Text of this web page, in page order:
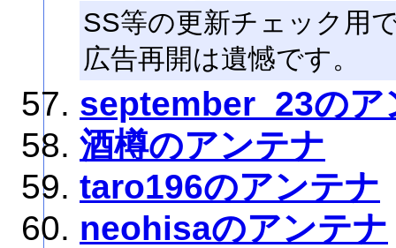
SS等の更新チェック用
広告再開は遺憾です。
september_23のア
酒樽のアンテナ
taro196のアンテナ
neohisaのアンテナ